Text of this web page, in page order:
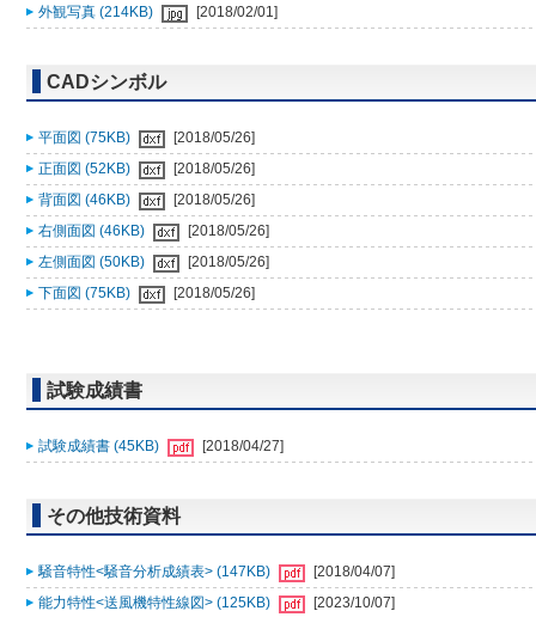
外観写真 (214KB) [2018/02/01]
CADシンボル
平面図 (75KB)
[2018/05/26]
正面図 (52KB)
[2018/05/26]
背面図 (46KB)
[2018/05/26]
右側面図 (46KB)
[2018/05/26]
左側面図 (50KB)
[2018/05/26]
下面図 (75KB)
[2018/05/26]
試験成績書
試験成績書 (45KB) [2018/04/27]
その他技術資料
騒音特性<騒音分析成績表> (147KB)
[2018/04/07]
能力特性<送風機特性線図> (125KB)
[2023/10/07]